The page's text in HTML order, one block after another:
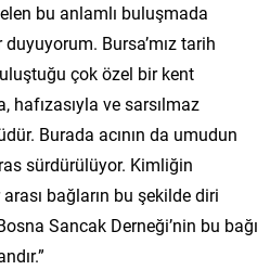
bu anlamlı buluşmada
Bursa’mız tarih
çok özel bir kent
hafızasıyla ve sarsılmaz
Burada acının da umudun
sürdürülüyor. Kimliğin
bağların bu şekilde diri
Sancak Derneği’nin bu bağı